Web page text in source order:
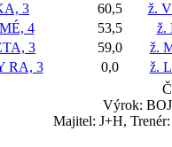
3 60,5
ž.
4 53,5
ž.
3 59,0
ž.
RA, 3 0,0
ž.
Výrok:
Majitel: J+H,